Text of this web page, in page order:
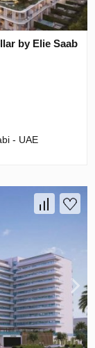
by Elie Saab
- UAE